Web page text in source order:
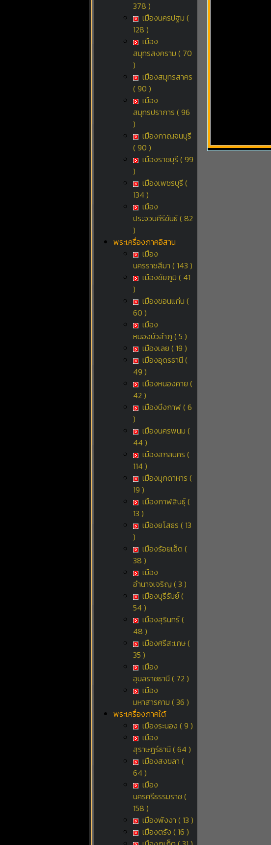
378 )
เมืองนครปฐม (
128 )
เมือง
สมุทรสงคราม ( 70
)
เมืองสมุทรสาคร
( 90 )
เมือง
สมุทรปราการ ( 96
)
เมืองกาญจนบุรี
( 90 )
เมืองราชบุรี ( 99
)
เมืองเพชรบุรี (
134 )
เมือง
ประจวบคีรีขันธ์ ( 82
)
พระเครื่องภาคอิสาน
เมือง
นครราชสีมา ( 143 )
เมืองชัยภูมิ ( 41
)
เมืองขอนแก่น (
60 )
เมือง
หนองบัวลำภู ( 5 )
เมืองเลย ( 19 )
เมืองอุดรธานี (
49 )
เมืองหนองคาย (
42 )
เมืองบึงกาฬ ( 6
)
เมืองนครพนม (
44 )
เมืองสกลนคร (
114 )
เมืองมุกดาหาร (
19 )
เมืองกาฬสินธุ์ (
13 )
เมืองยโสธร ( 13
)
เมืองร้อยเอ็ด (
38 )
เมือง
อำนาจเจริญ ( 3 )
เมืองบุรีรัมย์ (
54 )
เมืองสุรินทร์ (
48 )
เมืองศรีสะเกษ (
35 )
เมือง
อุบลราชธานี ( 72 )
เมือง
มหาสารคาม ( 36 )
พระเครื่องภาคใต้
เมืองระนอง ( 9 )
เมือง
สุราษฎร์ธานี ( 64 )
เมืองสงขลา (
64 )
เมือง
นครศรีธรรมราช (
158 )
เมืองพังงา ( 13 )
เมืองตรัง ( 16 )